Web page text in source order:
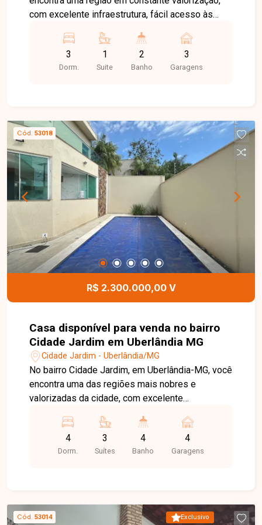
com excelente infraestrutura, fácil acesso às
supermercados, escolas, farmácias e diversos
comércios, oferecendo praticidade e qualidade
de vida. Casa disponível para venda em
armário e uma excelente área gourmet com
churrasqueira, ideal para reunir familiares e
amigos. O imóvel conta ainda com 3 vagas de
garagem cobertas, proporcionando mais conforto
e segurança para toda a família. Uma excelente
oportunidade para quem busca um imóvel
completo, bem localizado e pronto para morar em
uma das regiões que mais crescem em
Uberlândia. Entre em contato e agende sua visita!
3
Dorm.
1
Suite
2
Banho
3
Garagens
Cód. 53018
R$ 2.300.000,00 V
Casa disponível para venda no bairro
Cidade Jardim em Uberlândia MG
Cidade Jardim - Uberlândia/MG
No bairro Cidade Jardim, em Uberlândia-MG, você
encontra uma das regiões mais nobres e
valorizadas da cidade, com excelente
e proximidade com supermercados, escolas,
restaurantes, farmácias e diversos serviços,
proporcionando conforto, praticidade e qualidade
ampla, 4 quartos, sendo 3 suítes, banheiro social,
4
Dorm.
3
Suítes
4
Banho
4
Garagens
Exclusivo
Cód. 53014